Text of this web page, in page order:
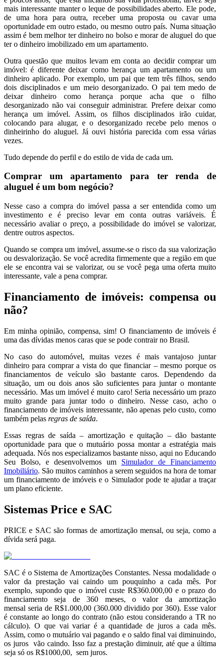
mais interessante manter o leque de possibilidades aberto. Ele pode,
de uma hora para outra, receber uma proposta ou cavar uma
oportunidade em outro estado, ou mesmo outro país. Numa situação
assim é bem melhor ter dinheiro no bolso e morar de aluguel do que
ter o dinheiro imobilizado em um apartamento.
Outra questão que muitos levam em conta ao decidir comprar um
imóvel: é diferente deixar como herança um apartamento ou um
dinheiro aplicado. Por exemplo, um pai que tem três filhos, sendo
dois disciplinados e um meio desorganizado. O pai tem medo de
deixar dinheiro como herança porque acha que o filho
desorganizado não vai conseguir administrar. Prefere deixar como
herança um imóvel. Assim, os filhos disciplinados irão cuidar,
colocando para alugar, e o desorganizado recebe pelo menos o
dinheirinho do aluguel. Já ouvi história parecida com essa várias
vezes.
Tudo depende do perfil e do estilo de vida de cada um.
Comprar um apartamento para ter renda de
aluguel é um bom negócio?
Nesse caso a compra do imóvel passa a ser entendida como um
investimento e é preciso levar em conta outras variáveis. É
necessário avaliar o preço, a possibilidade do imóvel se valorizar,
dentre outros aspectos.
Quando se compra um imóvel, assume-se o risco da sua valorização
ou desvalorização. Se você acredita firmemente que a região em que
ele se encontra vai se valorizar, ou se você pega uma oferta muito
interessante, vale a pena comprar.
Financiamento de imóveis: compensa ou
não?
Em minha opinião, compensa, sim! O financiamento de imóveis é
uma das dívidas menos caras que se pode contrair no Brasil.
No caso do automóvel, muitas vezes é mais vantajoso juntar
dinheiro para comprar a vista do que financiar – mesmo porque os
financiamentos de veículo são bastante caros. Dependendo da
situação, um ou dois anos são suficientes para juntar o montante
necessário. Mas um imóvel é muito caro! Seria necessário um prazo
muito grande para juntar todo o dinheiro. Nesse caso, acho o
financiamento de imóveis interessante, não apenas pelo custo, como
também pelas regras de saída.
Essas regras de saída – amortização e quitação – dão bastante
oportunidade para que o mutuário possa montar a estratégia mais
adequada. Nós nos especializamos bastante nisso, aqui no Educando
Seu Bolso, e desenvolvemos um Simulador de Financiamento
Imobiliário. São muitos caminhos a serem seguidos na hora de tomar
um financiamento de imóveis e o Simulador pode te ajudar a traçar
um plano eficiente.
Sistemas Price e SAC
PRICE e SAC são formas de amortização mensal, ou seja, como a
dívida será paga.
SAC é o Sistema de Amortizações Constantes. Nessa modalidade o
valor da prestação vai caindo um pouquinho a cada mês. Por
exemplo, supondo que o imóvel custe R$360.000,00 e o prazo do
financiamento seja de 360 meses, o valor da amortização
mensal seria de R$1.000,00 (360.000 dividido por 360). Esse valor
é constante ao longo do contrato (não estou considerando a TR no
cálculo). O que vai variar é a quantidade de juros a cada mês.
Assim, como o mutuário vai pagando e o saldo final vai diminuindo,
os juros vão caindo. Isso faz a prestação diminuir, até que a última
seja só os R$1000,00, sem juros.